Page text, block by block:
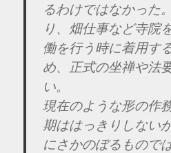
るわけではなかった
り、畑仕事など寺院
働を行う時に着用す
め、正式の坐禅や法
い。
現在のような形の作
期ははっきりしない
にさかのぼるもので